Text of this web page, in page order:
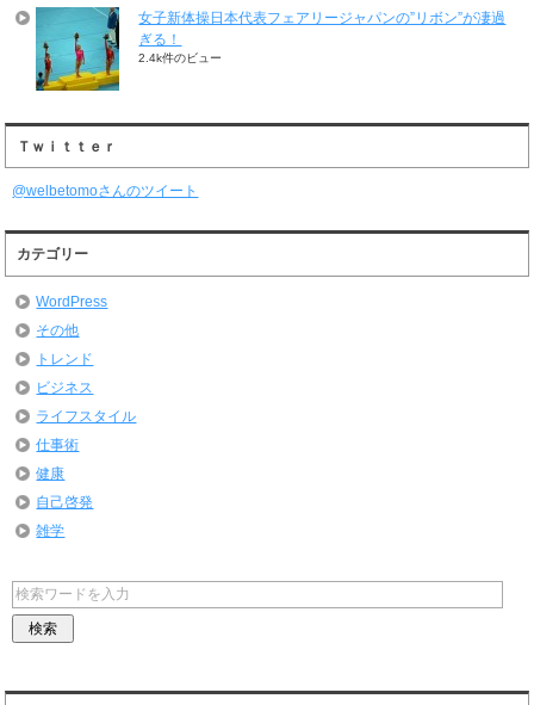
女子新体操日本代表フェアリージャパンの”リボン”が凄過
ぎる！
2.4k件のビュー
Ｔｗｉｔｔｅｒ
@welbetomoさんのツイート
カテゴリー
WordPress
その他
トレンド
ビジネス
ライフスタイル
仕事術
健康
自己啓発
雑学